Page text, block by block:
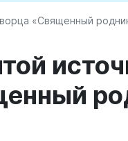
«Священный